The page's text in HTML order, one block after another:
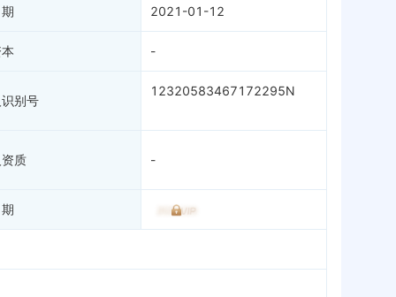
2021-01-12
-
别号
12320583467172295N
质 -